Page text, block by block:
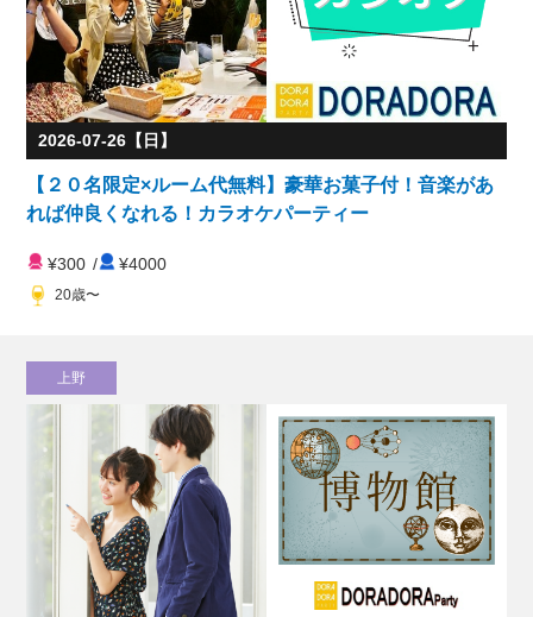
2026-07-26【日】
【２０名限定×ルーム代無料】豪華お菓子付！音楽があ
れば仲良くなれる！カラオケパーティー
¥300 / ¥4000
20歳〜
上野